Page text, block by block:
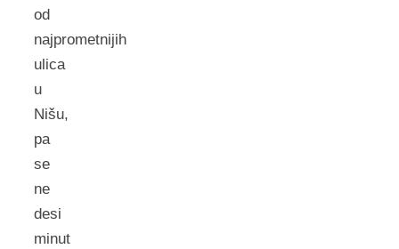
od
najprometnijih
ulica
u
Nišu,
pa
se
ne
desi
minut